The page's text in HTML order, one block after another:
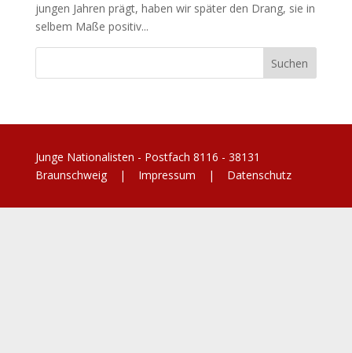
jungen Jahren prägt, haben wir später den Drang, sie in
selbem Maße positiv...
Junge Nationalisten - Postfach 8116 - 38131
Braunschweig | Impressum | Datenschutz